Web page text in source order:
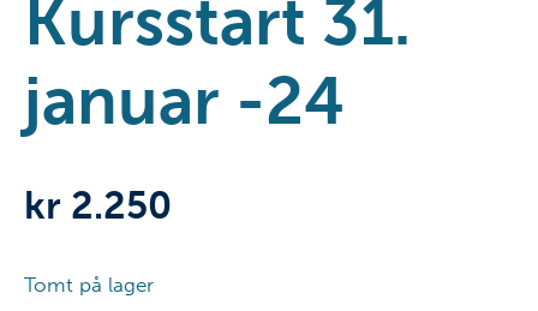
Kursstart 31.
januar -24
kr 2.250
Tomt på lager